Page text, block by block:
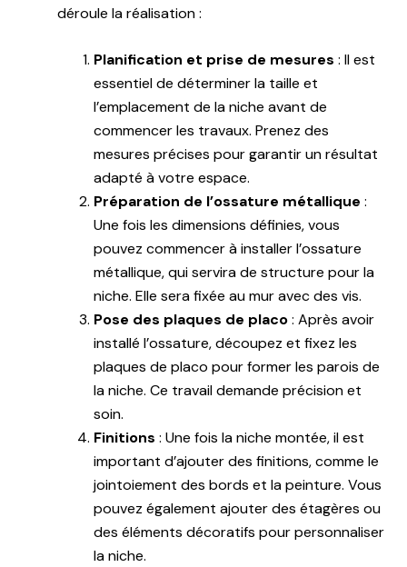
déroule la réalisation :
Planification et prise de mesures : Il est
essentiel de déterminer la taille et
l’emplacement de la niche avant de
commencer les travaux. Prenez des
mesures précises pour garantir un résultat
adapté à votre espace.
Préparation de l’ossature métallique :
Une fois les dimensions définies, vous
pouvez commencer à installer l’ossature
métallique, qui servira de structure pour la
niche. Elle sera fixée au mur avec des vis.
Pose des plaques de placo: Après avoir
installé l’ossature, découpez et fixez les
plaques de placo pour former les parois de
la niche. Ce travail demande précision et
soin.
Finitions : Une fois la niche montée, il est
important d’ajouter des finitions, comme le
jointoiement des bords et la peinture. Vous
pouvez également ajouter des étagères ou
des éléments décoratifs pour personnaliser
la niche.